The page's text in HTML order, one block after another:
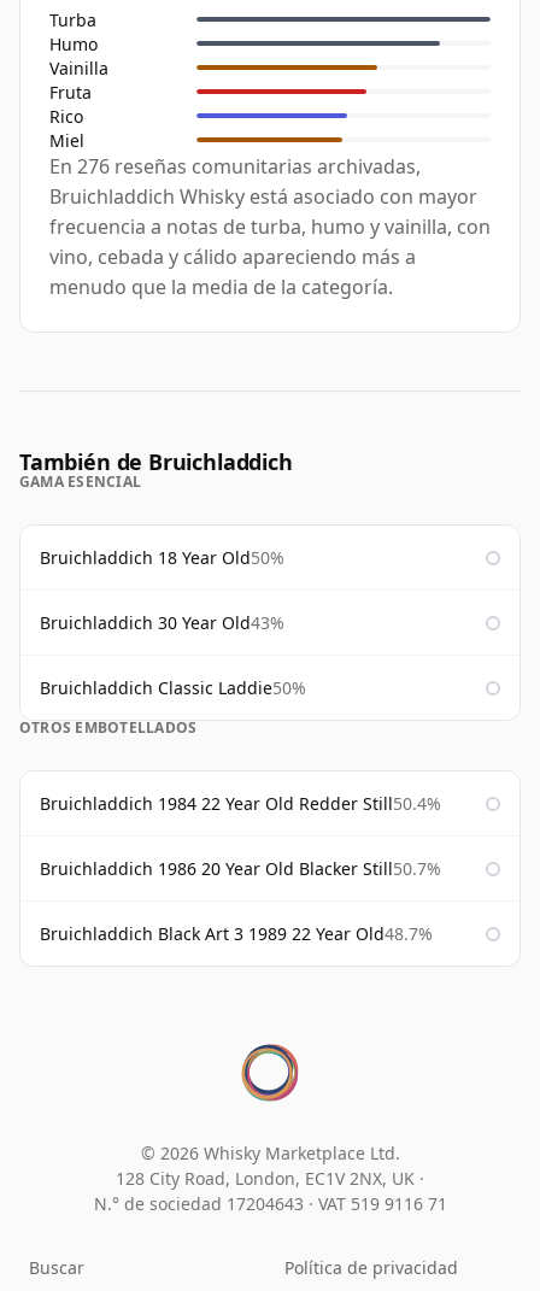
Turba
Humo
Vainilla
Fruta
Rico
Miel
En 276 reseñas comunitarias archivadas,
Bruichladdich Whisky está asociado con mayor
frecuencia a notas de turba, humo y vainilla, con
vino, cebada y cálido apareciendo más a
menudo que la media de la categoría.
También de Bruichladdich
GAMA ESENCIAL
Bruichladdich 18 Year Old50%
Bruichladdich 30 Year Old43%
Bruichladdich Classic Laddie50%
OTROS EMBOTELLADOS
Bruichladdich 1984 22 Year Old Redder Still50.4%
Bruichladdich 1986 20 Year Old Blacker Still50.7%
Bruichladdich Black Art 3 1989 22 Year Old48.7%
© 2026 Whisky Marketplace Ltd.
128 City Road, London, EC1V 2NX, UK ·
N.° de sociedad 17204643 · VAT 519 9116 71
Buscar Política de privacidad